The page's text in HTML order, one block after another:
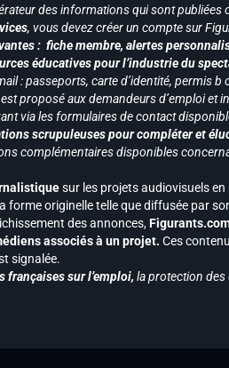
des informations qui sont publiées
, vous devez créer un compte sur
: fiche membre, alertes
éducatives pour l’industrie du
: passeports, carte d’identité, permis b
proposé aux demandeurs d’emploi
via les formulaires de contact
scrupuleuses pour compléter et
complémentaires disponibles
sur les projets audiovisuels
forme originelle telle que diffusée par
des annonces,
associés à un projet. Ces
signalée.
sur l’emploi, la protection des